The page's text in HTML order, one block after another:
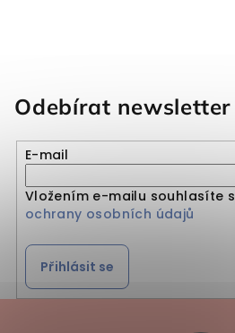
Odebírat newsletter
E-mail
Vložením e-mailu souhlasíte s
ochrany osobních údajů
Přihlásit se